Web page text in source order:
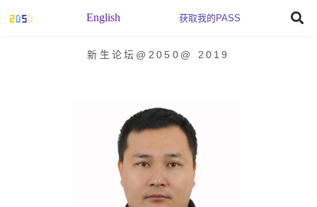
English 获取我的PASS
新生论坛@2050 @ 2019